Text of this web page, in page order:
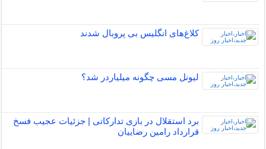
کلاغ‌های انگلیس بی پروبال شدند
لیونل مسی چگونه میلیاردر شد؟
برد استقلال در بازی تدارکاتی | جزئیات عجیب فسخ
قرارداد رامین رضاییان